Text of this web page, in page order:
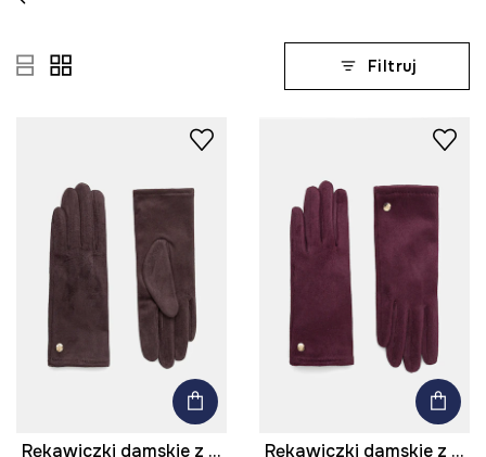
Filtruj
Rękawiczki damskie z dzianiny
Rękawiczki damskie z dzianiny